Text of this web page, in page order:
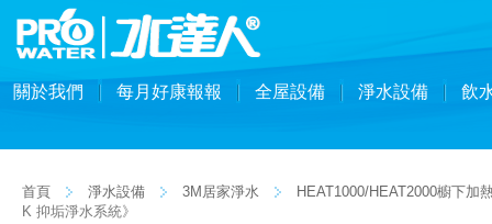
關於我們 每月好康報報 全屋設備 淨水設備 飲
首頁 淨水設備 3M居家淨水
HEAT1000/HEAT2000櫥下加
K 抑垢淨水系統》